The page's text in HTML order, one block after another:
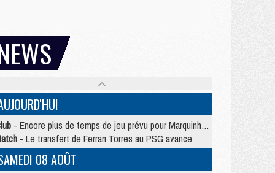
- Encore plus de temps de jeu prévu pour Marquinhos et les Portugais en Supercoupe
- Le transfert de Ferran Torres au PSG avance
08 AOÛT